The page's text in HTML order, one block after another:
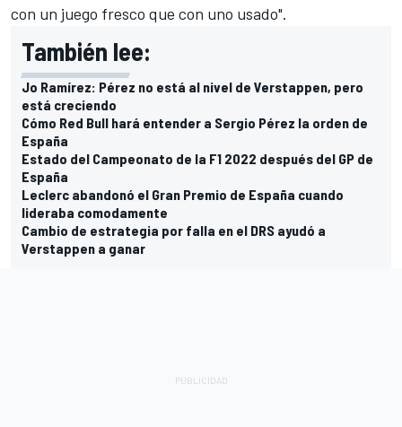
con un juego fresco que con uno usado".
También lee:
Jo Ramírez: Pérez no está al nivel de Verstappen, pero
está creciendo
Cómo Red Bull hará entender a Sergio Pérez la orden de
España
Estado del Campeonato de la F1 2022 después del GP de
España
Leclerc abandonó el Gran Premio de España cuando
lideraba comodamente
Cambio de estrategia por falla en el DRS ayudó a
Verstappen a ganar